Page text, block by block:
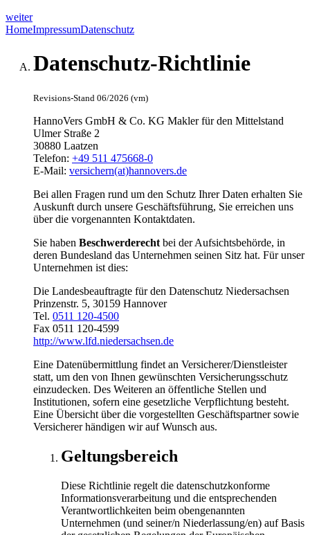
weiter
HomeImpressumDatenschutz
Datenschutz-Richtlinie
Revisions-Stand 06/2026 (vm)
HannoVers GmbH & Co. KG Makler für den Mittelstand
Ulmer Straße 2
30880 Laatzen
Telefon: +49 511 475668-0
E-Mail: versichern(at)hannovers.de
Bei allen Fragen rund um den Schutz Ihrer Daten erhalten Sie
Auskunft durch unsere Geschäftsführung, Sie erreichen uns
über die vorgenannten Kontaktdaten.
Sie haben Beschwerderecht bei der Aufsichtsbehörde, in
deren Bundesland das Unternehmen seinen Sitz hat. Für unser
Unternehmen ist dies:
Die Landesbeauftragte für den Datenschutz Niedersachsen
Prinzenstr. 5, 30159 Hannover
Tel. 0511 120-4500
Fax 0511 120-4599
http://www.lfd.niedersachsen.de
Eine Datenübermittlung findet an Versicherer/Dienstleister
statt, um den von Ihnen gewünschten Versicherungsschutz
einzudecken. Des Weiteren an öffentliche Stellen und
Institutionen, sofern eine gesetzliche Verpflichtung besteht.
Eine Übersicht über die vorgestellten Geschäftspartner sowie
Versicherer händigen wir auf Wunsch aus.
Geltungsbereich
Diese Richtlinie regelt die datenschutzkonforme
Informationsverarbeitung und die entsprechenden
Verantwortlichkeiten beim obengenannten
Unternehmen (und seiner/n Niederlassung/en) auf Basis